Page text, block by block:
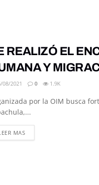
REALIZÓ EL
Y
2021 0 1.9K
por la OIM busca
MASDETAILS